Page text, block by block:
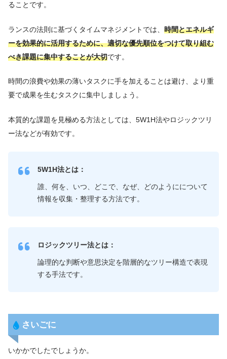
ることです。
ランスの法則に基づくタイムマネジメントでは、 時間とエネルギ
ーを効果的に活用するために、適切な優先順位をつけて取り組む
べき課題に集中することが大切です。
時間の浪費や効果の薄いタスクに手を加えることは避け、より重
要で成果を生むタスクに集中しましょう。
本質的な課題を見極める方法としては、5W1H法やロジックツリ
ー法などが有効です。
5W1H法とは：
誰、何を、いつ、どこで、なぜ、どのようにについて
情報を収集・整理する方法です。
ロジックツリー法とは：
論理的な判断や意思決定を階層的なツリー構造で表現
する手法です。
さいごに
いかかでしたでしょうか。